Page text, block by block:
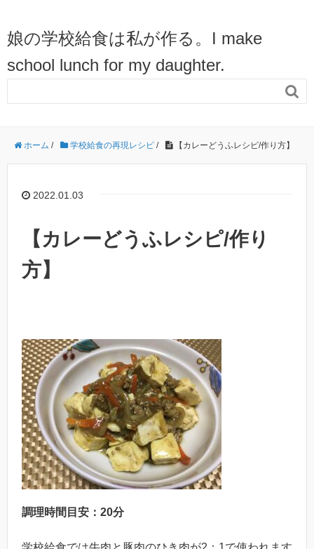
娘の学校給食は私が作る。I make
school lunch for my daughter.

ホーム / 学校給食の再現レシピ / 【カレーどうふレシピ/作り方】
2022.01.03
【カレーどうふレシピ/作り
方】
調理時間目安：20分